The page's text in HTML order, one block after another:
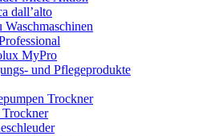
dall’alto
Waschmaschinen
MyPro
und Pflegeprodukte
Trockner